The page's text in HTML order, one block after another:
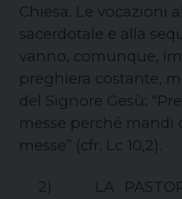
Chiesa. Le vocazioni
sacerdotale e alla
vanno, comunque,
preghiera costante,
del Signore Gesù:
messe perché mandi
messe” (cfr. Lc 10,2).
2) LA